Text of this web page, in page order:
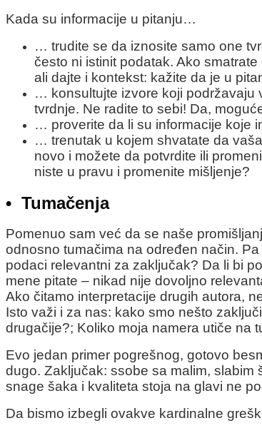
Kada su informacije u pitanju…
… trudite se da iznosite samo one
često ni istinit podatak. Ako
ali dajte i kontekst: kažite da je u
… konsultujte izvore koji podržavaju
tvrdnje. Ne radite to sebi! Da,
… proverite da li su informacije koje
… trenutak u kojem shvatate da
novo i možete da potvrdite ili
niste u pravu i promenite mišljenje?
• Tumačenja
Pomenuo sam već da se naše
odnosno tumačima na određen način.
podaci relevantni za zaključak? Da li bi
mene pitate – nikad nije dovoljno
Ako čitamo interpretacije drugih autora,
Isto važi i za nas: kako smo nešto
drugačije?; Koliko moja namera utiče na
Evo jedan primer pogrešnog, gotovo
dugo. Zaključak: ssobe sa malim, slabim
snage šaka i kvaliteta stoja na glavi ne
Da bismo izbegli ovakve kardinalne